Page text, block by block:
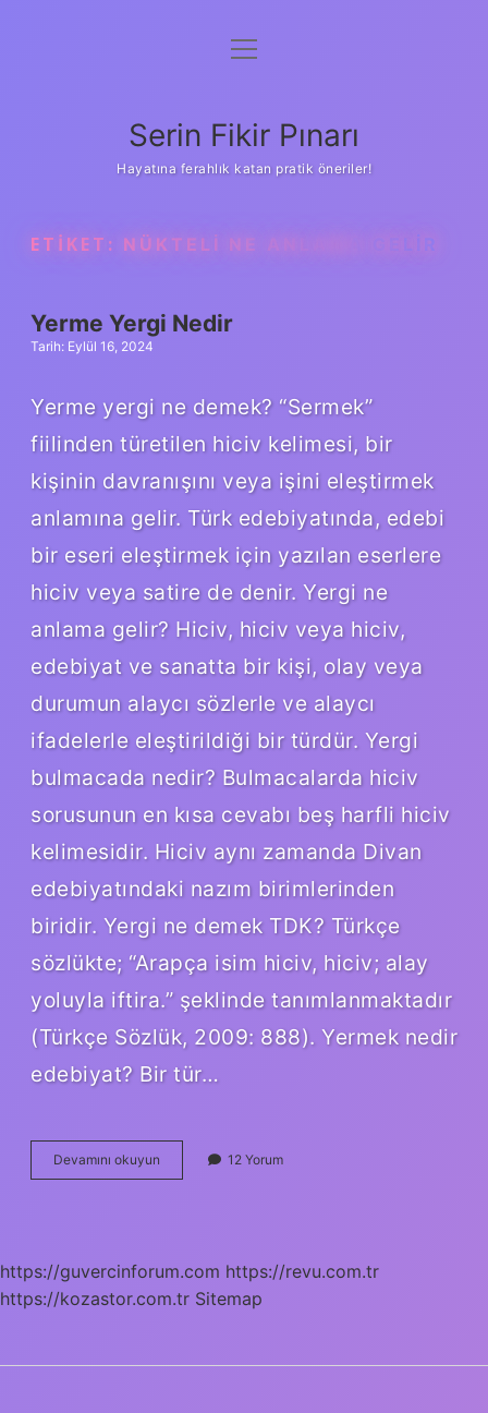
Gizlilik Politikası
Yasal Uyarı
menüyü
Serin Fikir Pınarı
Hayatına ferahlık katan pratik öneriler!
ETIKET: NÜKTELI NE ANLAMA GELIR
Yerme Yergi Nedir
Tarih: Eylül 16, 2024
Yerme yergi ne demek? “Sermek”
fiilinden türetilen hiciv kelimesi, bir
kişinin davranışını veya işini eleştirmek
anlamına gelir. Türk edebiyatında, edebi
bir eseri eleştirmek için yazılan eserlere
hiciv veya satire de denir. Yergi ne
anlama gelir? Hiciv, hiciv veya hiciv,
edebiyat ve sanatta bir kişi, olay veya
durumun alaycı sözlerle ve alaycı
ifadelerle eleştirildiği bir türdür. Yergi
bulmacada nedir? Bulmacalarda hiciv
sorusunun en kısa cevabı beş harfli hiciv
kelimesidir. Hiciv aynı zamanda Divan
edebiyatındaki nazım birimlerinden
biridir. Yergi ne demek TDK? Türkçe
sözlükte; “Arapça isim hiciv, hiciv; alay
yoluyla iftira.” şeklinde tanımlanmaktadır
(Türkçe Sözlük, 2009: 888). Yermek nedir
edebiyat? Bir tür…
Devamını okuyun
Yergi
12 Yorum
https://guvercinforum.com https://revu.com.tr
https://kozastor.com.tr Sitemap